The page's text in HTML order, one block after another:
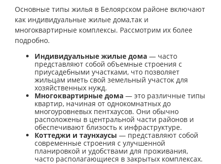
Основные типы жилья в Белоярском районе включают
как индивидуальные жилые дома,так и
многоквартирные комплексы. Рассмотрим их более
подробно.
Индивидуальные жилые дома — часто
представляют собой объемные строения с
приусадебными участками, что позволяет
жильцам иметь свой земельный участок для
хозяйственных нужд.
Многоквартирные дома — это различные типы
квартир, начиная от однокомнатных до
многоуровневых пентхаусов. Они обычно
расположены в центральной части районов и
обеспечивают близость к инфраструктуре.
Коттеджи и таунхаусы — представляют собой
современные строения с улучшенной
планировкой и удобствами для проживания,
часто располагающиеся в закрытых комплексах.